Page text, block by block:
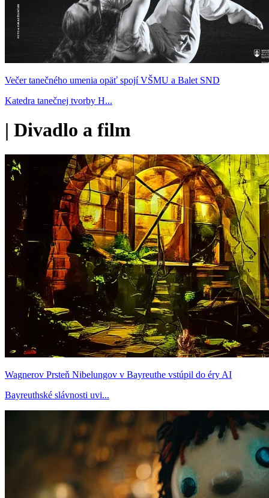
Večer tanečného umenia opäť spojí VŠMU a Balet SND
Katedra tanečnej tvorby H...
| Divadlo a film
Wagnerov Prsteň Nibelungov v Bayreuthe vstúpil do éry AI
Bayreuthské slávnosti uvi...